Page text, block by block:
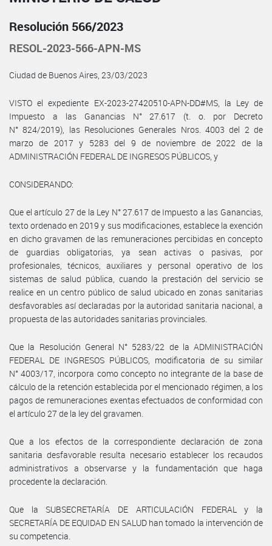
Resolución 566/2023
RESOL-2023-566-APN-MS
Ciudad de Buenos Aires, 23/03/2023
VISTO el expediente EX-2023-27420510-APN-DD#MS, la Ley de
Impuesto a las Ganancias N° 27.617 (t. o. por Decreto
N° 824/2019), las Resoluciones Generales Nros. 4003 del 2 de
marzo de 2017 y 5283 del 9 de noviembre de 2022 de la
ADMINISTRACIÓN FEDERAL DE INGRESOS PÚBLICOS, y
CONSIDERANDO:
Que el artículo 27 de la Ley N° 27.617 de Impuesto a las Ganancias,
texto ordenado en 2019 y sus modificaciones, establece la exención
en dicho gravamen de las remuneraciones percibidas en concepto
de guardias obligatorias, ya sean activas o pasivas, por
profesionales, técnicos, auxiliares y personal operativo de los
sistemas de salud pública, cuando la prestación del servicio se
realice en un centro público de salud ubicado en zonas sanitarias
desfavorables así declaradas por la autoridad sanitaria nacional, a
propuesta de las autoridades sanitarias provinciales.
Que la Resolución General N° 5283/22 de la ADMINISTRACIÓN
FEDERAL DE INGRESOS PÚBLICOS, modificatoria de su similar
N° 4003/17, incorpora como concepto no integrante de la base de
cálculo de la retención establecida por el mencionado régimen, a los
pagos de remuneraciones exentas efectuados de conformidad con
el artículo 27 de la ley del gravamen.
Que a los efectos de la correspondiente declaración de zona
sanitaria desfavorable resulta necesario establecer los recaudos
administrativos a observarse y la fundamentación que haga
procedente la declaración.
Que la SUBSECRETARÍA DE ARTICULACIÓN FEDERAL y la
SECRETARÍA DE EQUIDAD EN SALUD han tomado la intervención de
su competencia.